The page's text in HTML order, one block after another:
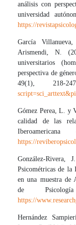
análisis con
universidad
https://
García
Arismendi, N.
universitarios
perspectiva de
49(1), 218-
Gómez Perea, L. y
calidad de las
https://
González-Rivera,
Psicométricas de la
en una muestra de
de
https://
Hernández